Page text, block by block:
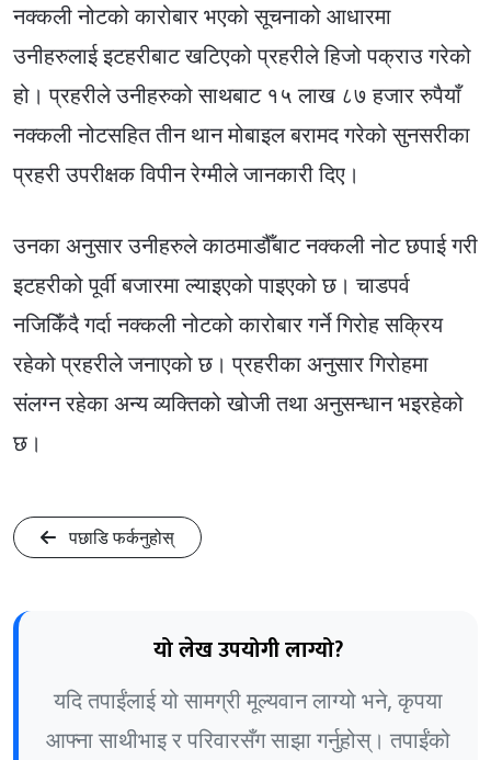
नक्कली नोटको कारोबार भएको सूचनाको आधारमा
उनीहरुलाई इटहरीबाट खटिएको प्रहरीले हिजो पक्राउ गरेको
हो। प्रहरीले उनीहरुको साथबाट १५ लाख ८७ हजार रुपैयाँ
नक्कली नोटसहित तीन थान मोबाइल बरामद गरेको सुनसरीका
प्रहरी उपरीक्षक विपीन रेग्मीले जानकारी दिए।
उनका अनुसार उनीहरुले काठमाडौँबाट नक्कली नोट छपाई गरी
इटहरीको पूर्वी बजारमा ल्याइएको पाइएको छ। चाडपर्व
नजिकिँदै गर्दा नक्कली नोटको कारोबार गर्ने गिरोह सक्रिय
रहेको प्रहरीले जनाएको छ। प्रहरीका अनुसार गिरोहमा
संलग्न रहेका अन्य व्यक्तिको खोजी तथा अनुसन्धान भइरहेको
छ।
पछाडि फर्कनुहोस्
यो लेख उपयोगी लाग्यो?
यदि तपाईंलाई यो सामग्री मूल्यवान लाग्यो भने, कृपया
आफ्ना साथीभाइ र परिवारसँग साझा गर्नुहोस्। तपाईंको